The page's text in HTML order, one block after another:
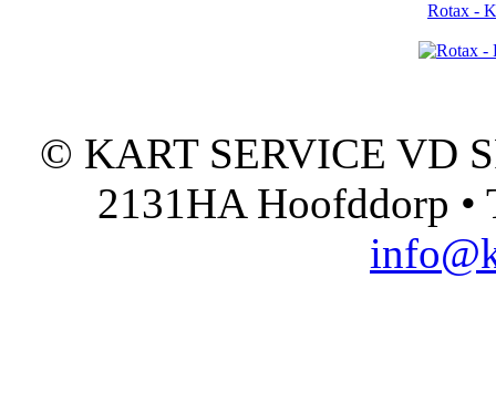
Rotax -
© KART SERVICE VD
2131HA Hoofddorp •